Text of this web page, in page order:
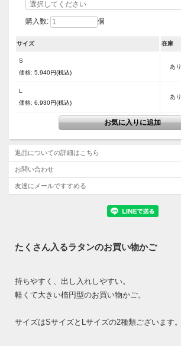
購入数: 個
サイズ 在庫
S
価格: 5,940円(税込)
あり
L
価格: 6,930円(税込)
あり
返品についての詳細はこちら
お問い合わせ
友達にメールですすめる
たくさん入るラタンのお買い物かご
持ちやすく、出し入れしやすい。
軽くて大きい楕円型のお買い物かご。
サイズはSサイズとLサイズの2種類ございます。